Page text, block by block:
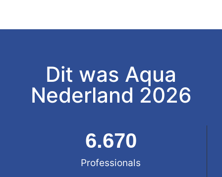
Dit was Aqua
Nederland 2026
Professionals
6.670